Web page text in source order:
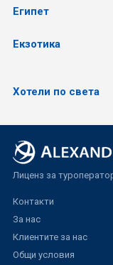
Египет
Екзотика
Хотели по света
Лиценз за
Контакти
За нас
Клиентите за нас
Общи условия